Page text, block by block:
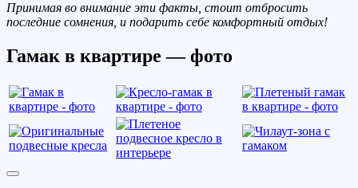
Принимая во внимание эти факты, стоит отбросить
последние сомнения, и подарить себе комфортный отдых!
Гамак в квартире — фото